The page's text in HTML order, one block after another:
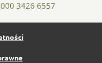
3426 6557